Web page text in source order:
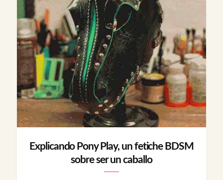
Explicando Pony Play, un fetiche BDSM
sobre ser un caballo